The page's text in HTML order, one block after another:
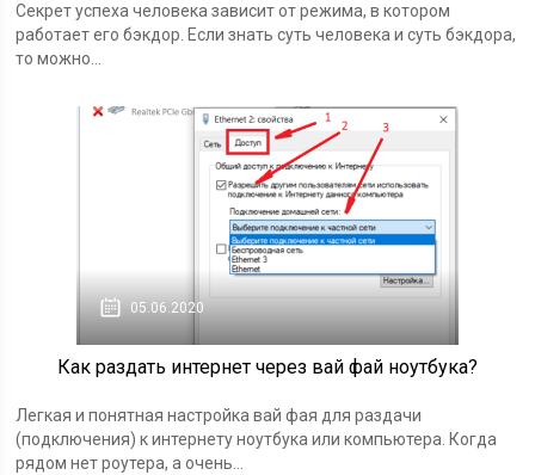
Секрет успеха человека зависит от режима, в котором
работает его бэкдор. Если знать суть человека и суть бэкдора,
то можно...
05.06.2020
Как раздать интернет через вай фай ноутбука?
Легкая и понятная настройка вай фая для раздачи
(подключения) к интернету ноутбука или компьютера. Когда
рядом нет роутера, а очень...